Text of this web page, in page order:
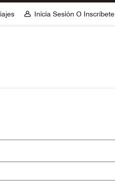
Inicia Sesión O Inscríbete